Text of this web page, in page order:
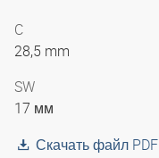
C
28,5 mm
SW
17 мм
Скачать файл PDF